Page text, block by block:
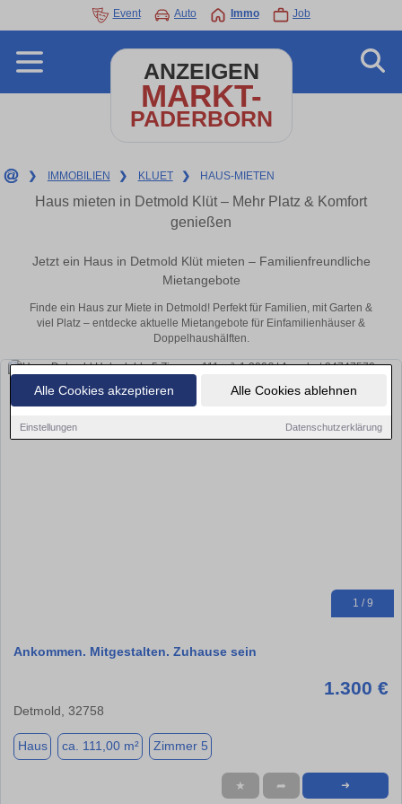
Alle Cookies akzeptieren Alle Cookies ablehnen
Einstellungen Datenschutzerklärung
Event Auto Immo Job
ANZEIGEN
MARKT-
PADERBORN
❯ IMMOBILIEN ❯ KLUET ❯ HAUS-MIETEN
Haus mieten in Detmold Klüt – Mehr Platz & Komfort
genießen
Jetzt ein Haus in Detmold Klüt mieten – Familienfreundliche
Mietangebote
Finde ein Haus zur Miete in Detmold! Perfekt für Familien, mit Garten &
viel Platz – entdecke aktuelle Mietangebote für Einfamilienhäuser &
Doppelhaushälften.
1 / 9
Ankommen. Mitgestalten. Zuhause sein
1.300 €
Detmold, 32758
Haus ca. 111,00 m² Zimmer 5
★ ➦ ➜